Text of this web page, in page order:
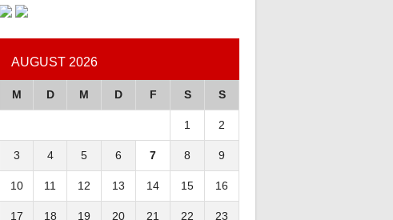
AUGUST 2026
M D M D F S S
1 2
3 4 5 6 7 8 9
10 11 12 13 14 15 16
17 18 19 20 21 22 23